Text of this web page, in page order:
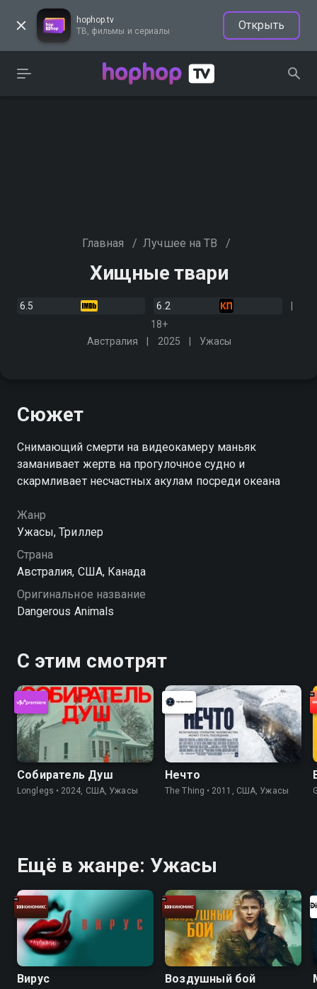
hophop.tv
ТВ, фильмы и сериалы
Открыть
Главная / Лучшее на ТВ /
Хищные твари
6.5
6.2
18+
Австралия
2025 Ужасы
Сюжет
Снимающий смерти на видеокамеру маньяк
заманивает жертв на прогулочное судно и
скармливает несчастных акулам посреди океана
Жанр
Ужасы, Триллер
Страна
Австралия, США, Канада
Оригинальное название
Dangerous Animals
С этим смотрят
Собиратель Душ
Longlegs • 2024, США, Ужасы
Нечто
The Thing • 2011, США, Ужасы
Ещё в жанре: Ужасы
Вирус Воздушный бой